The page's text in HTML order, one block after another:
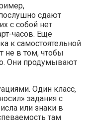
сдают
с собой нет
часов. Еще
к самостоятельной
не в том, чтобы
Они продумывают
Один класс,
задания с
или знаки в
там